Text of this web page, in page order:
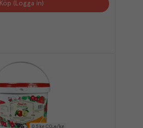
Köp (Logga in)
0.5 kg CO₂e/kg